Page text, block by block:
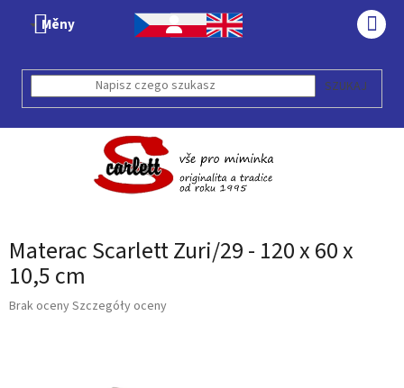
Měny
SZUKAJ
Materac Scarlett Zuri/29 - 120 x 60 x
10,5 cm
Średnia
Brak ocenySzczegóły oceny